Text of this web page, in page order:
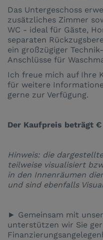
Das Untergeschoss
zusätzliches Zimmer
WC - ideal für Gäste,
separaten
ein großzügiger
Anschlüsse für
Ich freue mich auf Ihre
für weitere
gerne zur Verfügung.
Der Kaufpreis beträgt
Hinweis: die
teilweise visualisiert
in den Innenräumen
und sind ebenfalls
► Gemeinsam mit
unterstützen wir Sie